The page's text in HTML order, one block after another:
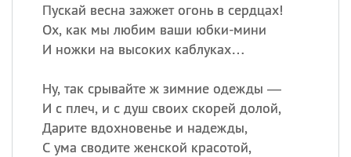
Пускай весна зажжет огонь в сердцах!
Ох, как мы любим ваши юбки-мини
И ножки на высоких каблуках…
Ну, так срывайте ж зимние одежды —
И с плеч, и с душ своих скорей долой,
Дарите вдохновенье и надежды,
С ума сводите женской красотой,